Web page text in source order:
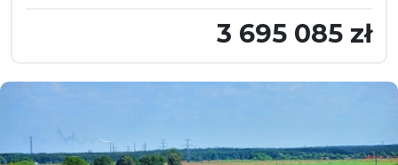
3 695 085 zł